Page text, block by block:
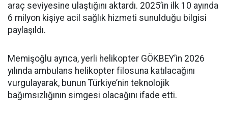
araç seviyesine ulaştığını aktardı. 2025’in ilk 10 ayında
6 milyon kişiye acil sağlık hizmeti sunulduğu bilgisi
paylaşıldı.
Memişoğlu ayrıca, yerli helikopter GÖKBEY’in 2026
yılında ambulans helikopter filosuna katılacağını
vurgulayarak, bunun Türkiye’nin teknolojik
bağımsızlığının simgesi olacağını ifade etti.